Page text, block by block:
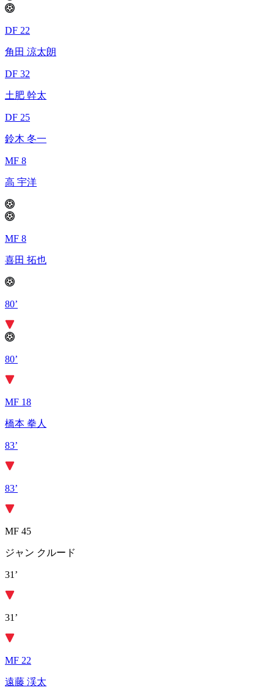
DF 22
角田 涼太朗
DF 32
土肥 幹太
DF 25
鈴木 冬一
MF 8
高 宇洋
MF 8
喜田 拓也
80’
80’
MF 18
橋本 拳人
83’
83’
MF 45
ジャン クルード
31’
31’
MF 22
遠藤 渓太